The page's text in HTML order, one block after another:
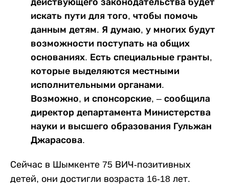
действующего законодательства будет
искать пути для того, чтобы помочь
данным детям. Я думаю, у многих будут
возможности поступать на общих
основаниях. Есть специальные гранты,
которые выделяются местными
исполнительными органами.
Возможно, и спонсорские, – сообщила
директор департамента Министерства
науки и высшего образования Гульжан
Джарасова.
Сейчас в Шымкенте 75 ВИЧ-позитивных
детей, они достигли возраста 16-18 лет.